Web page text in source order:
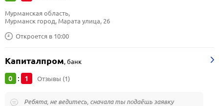
Откроется в 10:00
Мурманская область,
Мурманск город, Марата улица, 26
Капиталпром,банк
0 : 1 Отзывы (1)
Ребята, не ведитесь, сначала ты подаёшь заявку